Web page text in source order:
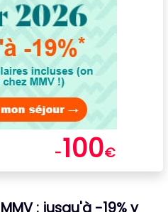
-100€
: jusqu'à -19% y